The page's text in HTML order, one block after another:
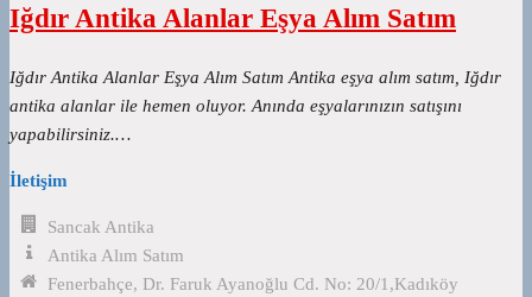
Iğdır Antika Alanlar Eşya Alım Satım
Iğdır Antika Alanlar Eşya Alım Satım Antika eşya alım satım, Iğdır
antika alanlar ile hemen oluyor. Anında eşyalarınızın satışını
yapabilirsiniz.…
İletişim
Sancak Antika
Antika Alım Satım
Fenerbahçe, Dr. Faruk Ayanoğlu Cd. No: 20/1,Kadıköy